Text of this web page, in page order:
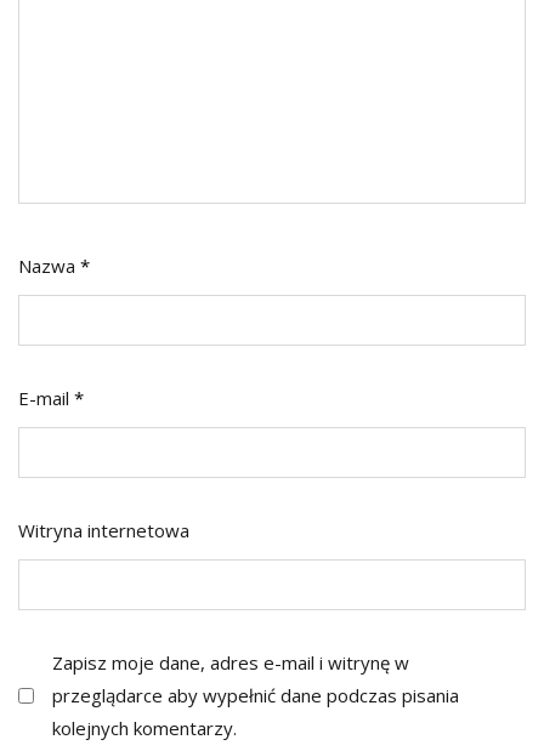
Nazwa *
E-mail *
Witryna internetowa
Zapisz moje dane, adres e-mail i witrynę w
przeglądarce aby wypełnić dane podczas pisania
kolejnych komentarzy.